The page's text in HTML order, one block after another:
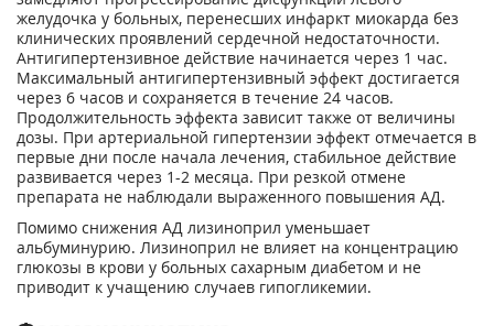
желудочка у больных, перенесших инфаркт миокарда без
клинических проявлений сердечной недостаточности.
Антигипертензивное действие начинается через 1 час.
Максимальный антигипертензивный эффект достигается
через 6 часов и сохраняется в течение 24 часов.
Продолжительность эффекта зависит также от величины
дозы. При артериальной гипертензии эффект отмечается в
первые дни после начала лечения, стабильное действие
развивается через 1-2 месяца. При резкой отмене
препарата не наблюдали выраженного повышения АД.
Помимо снижения АД лизиноприл уменьшает
альбуминурию. Лизиноприл не влияет на концентрацию
глюкозы в крови у больных сахарным диабетом и не
приводит к учащению случаев гипогликемии.